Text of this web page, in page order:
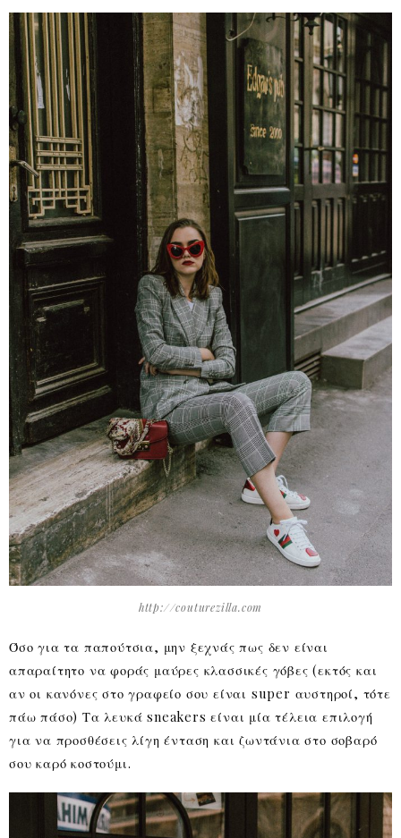
http://couturezilla.com
Όσο για τα παπούτσια, μην ξεχνάς πως δεν είναι
απαραίτητο να φοράς μαύρες κλασσικές γόβες (εκτός και
αν οι κανόνες στο γραφείο σου είναι super αυστηροί, τότε
πάω πάσο) Τα λευκά sneakers είναι μία τέλεια επιλογή
για να προσθέσεις λίγη ένταση και ζωντάνια στο σοβαρό
σου καρό κοστούμι.